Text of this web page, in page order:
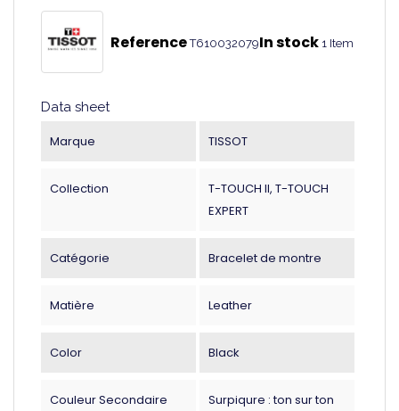
Reference T610032079In stock 1 Item
Data sheet
Marque TISSOT
Collection
T-TOUCH II, T-TOUCH
EXPERT
Catégorie Bracelet de montre
Matière Leather
Color Black
Couleur Secondaire Surpiqure : ton sur ton